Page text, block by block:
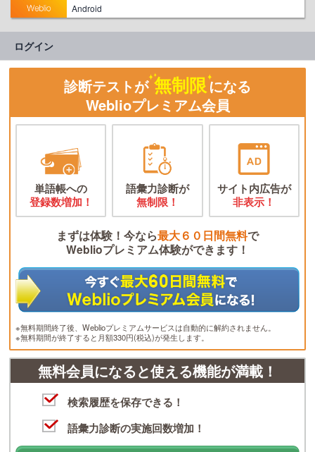
Android
ログイン
診断テストが 無制限になる
Weblioプレミアム会員
単語帳への
登録数増加！
語彙力診断が
無制限！
サイト内広告が
非表示！
まずは体験！今なら最大６０日間無料で
Weblioプレミアム体験ができます！
※無料期間終了後、Weblioプレミアムサービスは自動的に解約されません。
※無料期間が終了すると月額330円(税込)が発生します。
無料会員になると使える機能が満載！
検索履歴を保存できる！
語彙力診断の実施回数増加！